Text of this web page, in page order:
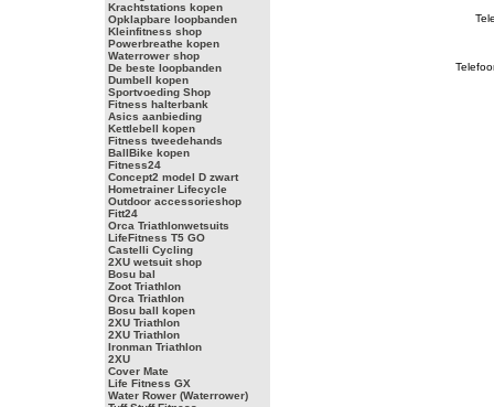
Krachtstations kopen
Opklapbare loopbanden
Kleinfitness shop
Powerbreathe kopen
Waterrower shop
De beste loopbanden
Dumbell kopen
Sportvoeding Shop
Fitness halterbank
Asics aanbieding
Kettlebell kopen
Fitness tweedehands
BallBike kopen
Fitness24
Concept2 model D zwart
Hometrainer Lifecycle
Outdoor accessorieshop
Fitt24
Orca Triathlonwetsuits
LifeFitness T5 GO
Castelli Cycling
2XU wetsuit shop
Bosu bal
Zoot Triathlon
Orca Triathlon
Bosu ball kopen
2XU Triathlon
2XU Triathlon
Ironman Triathlon
2XU
Cover Mate
Life Fitness GX
Water Rower (Waterrower)